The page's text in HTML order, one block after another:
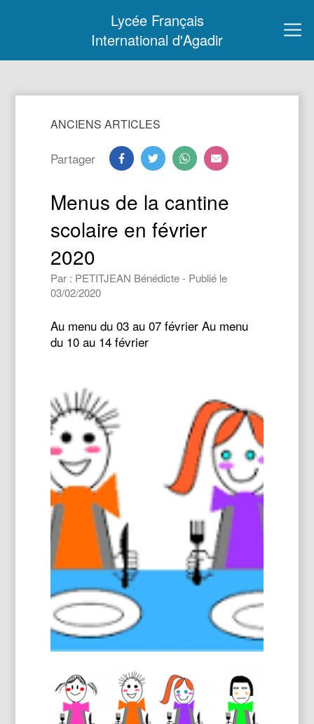
Lycée Français
International d'Agadir
ANCIENS ARTICLES
Partager
Menus de la cantine
scolaire en février
2020
Par : PETITJEAN Bénédicte - Publié le
03/02/2020
Au menu du 03 au 07 février Au menu
du 10 au 14 février